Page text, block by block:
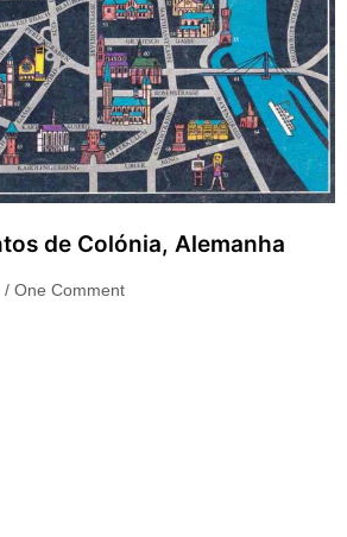
de Colónia, Alemanha
One Comment